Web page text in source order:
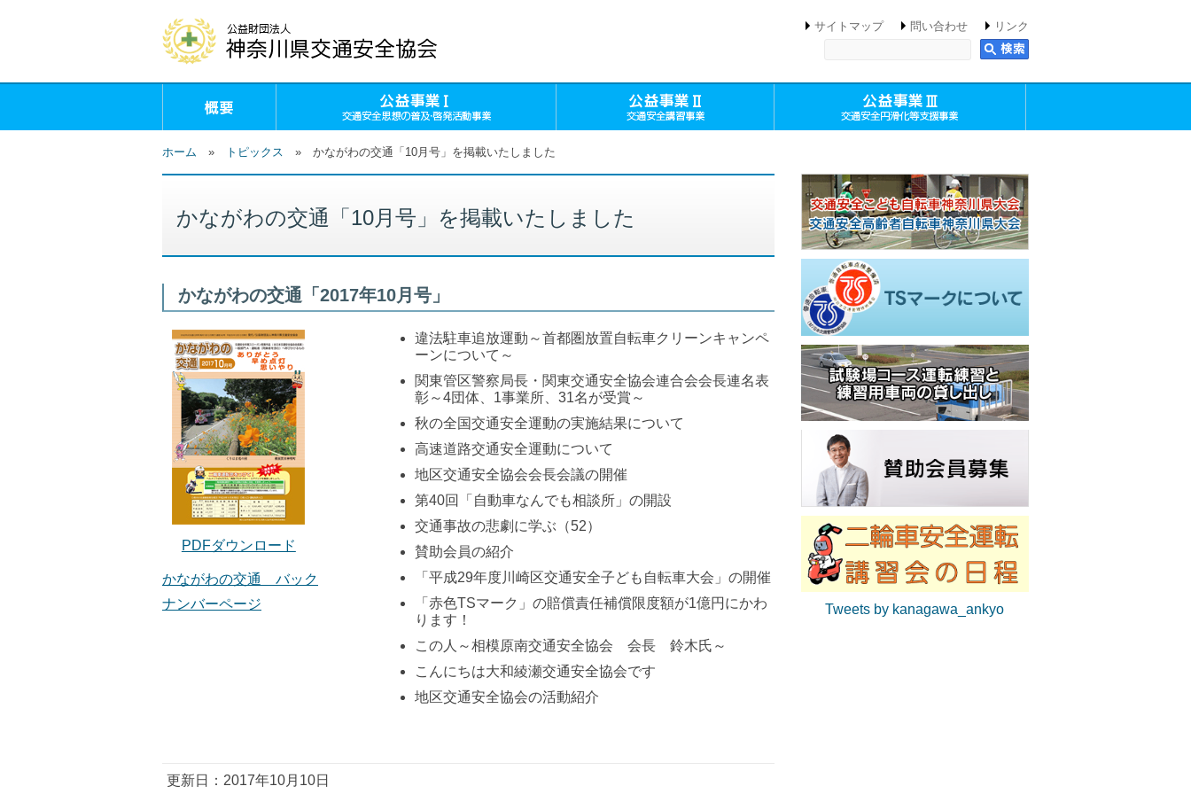
リンク
問い合わせ
サイトマップ
キーワードを入力してください
公益事業Ⅰ（交通安全思想の普及・啓発活動事業）
公益事業Ⅱ（交通安全講習事業）
ホーム » トピックス » かながわの交通「10月号」を掲載いたしました
かながわの交通「10月号」を掲載いたしました
かながわの交通「2017年10月号」
PDFダウンロード
違法駐車追放運動～首都圏放置自転車クリーンキャンペ
ーンについて～
関東管区警察局長・関東交通安全協会連合会会長連名表
彰～4団体、1事業所、31名が受賞～
秋の全国交通安全運動の実施結果について
高速道路交通安全運動について
地区交通安全協会会長会議の開催
第40回「自動車なんでも相談所」の開設
交通事故の悲劇に学ぶ（52）
賛助会員の紹介
「平成29年度川崎区交通安全子ども自転車大会」の開催
「赤色TSマーク」の賠償責任補償限度額が1億円にかわ
ります！
この人～相模原南交通安全協会 会長 鈴木氏～
こんにちは大和綾瀬交通安全協会です
地区交通安全協会の活動紹介
かながわの交通 バック
ナンバーページ
更新日：2017年10月10日
Tweets by kanagawa_ankyo